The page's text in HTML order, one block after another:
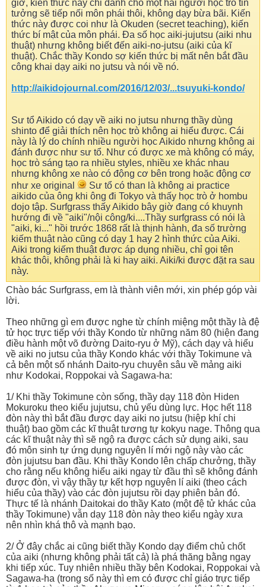
giờ, kiến thức này chỉ dành cho một hai người học trò tin
tưởng sẽ tiếp nối môn phái thôi, không dạy bừa bãi. Kiến
thức này được coi như là Okuden (secret teaching), kiến
thức bí mật của môn phái. Đa số học aiki-jujutsu (aiki nhu
thuật) nhưng không biết đến aiki-no-jutsu (aiki của kĩ
thuật). Chắc thầy Kondo sợ kiến thức bị mất nên bắt đầu
công khai dạy aiki no jutsu và nói về nó.
http://aikidojournal.com/2016/12/03/...tsuyuki-kondo/
Sư tổ Aikido có dạy về aiki no jutsu nhưng thầy dùng
shinto để giải thích nên học trò không ai hiểu được. Cái
này là lý do chính nhiều người học Aikido nhưng không ai
đánh được như sư tổ. Như có được xe mà không có máy,
học trò sáng tạo ra nhiều styles, nhiều xe khác nhau
nhưng không xe nào có động cơ bên trong hoặc động cơ
như xe original
Sư tổ có than là không ai practice
aikido của ông khi ông đi Tokyo và thấy học trò ở hombu
dojo tập. Surfgrass thấy Aikido bây giờ đang có khuynh
hướng đi về "aiki"/nội công/ki....Thầy surfgrass có nói là
"aiki, ki..." hồi trước 1868 rất là thịnh hành, đa số trường
kiếm thuật nào cũng có dạy 1 hay 2 hình thức của Aiki.
Aiki trong kiếm thuật được áp dụng nhiều, chỉ gọi tên
khác thôi, không phải là ki hay aiki. Aiki/ki được đặt ra sau
này.
Chào bác Surfgrass, em là thành viên mới, xin phép góp vài
lời.
Theo những gì em được nghe từ chính miệng một thầy là đệ
tử học trực tiếp với thầy Kondo từ những năm 80 (hiện đang
điều hành một võ đường Daito-ryu ở Mỹ), cách dạy và hiểu
về aiki no jutsu của thầy Kondo khác với thầy Tokimune và
cả bên một số nhánh Daito-ryu chuyên sâu về mảng aiki
như Kodokai, Roppokai và Sagawa-ha:
1/ Khi thầy Tokimune còn sống, thầy dạy 118 đòn Hiden
Mokuroku theo kiểu jujutsu, chủ yếu dùng lực. Học hết 118
đòn này thì bắt đầu được dạy aiki no jutsu (hiệp khí chi
thuật) bao gồm các kĩ thuật tương tự kokyu nage. Thông qua
các kĩ thuật này thì sẽ ngộ ra được cách sử dụng aiki, sau
đó môn sinh tự ứng dụng nguyên lí mới ngộ này vào các
đòn jujutsu ban đầu. Khi thầy Kondo lên chấp chưởng, thầy
cho rằng nếu không hiểu aiki ngay từ đầu thì sẽ không đánh
được đòn, vì vậy thầy tự kết hợp nguyên lí aiki (theo cách
hiểu của thầy) vào các đòn jujutsu rồi dạy phiên bản đó.
Thực tế là nhánh Daitokai do thầy Kato (một đệ tử khác của
thầy Tokimune) vẫn dạy 118 đòn này theo kiểu ngày xưa
nên nhìn khá thô và mạnh bạo.
2/ Ở đây chắc ai cũng biết thầy Kondo dạy điểm chủ chốt
của aiki (nhưng không phải tất cả) là phá thăng bằng ngay
khi tiếp xúc. Tuy nhiên nhiều thầy bên Kodokai, Roppokai và
Sagawa-ha (trong số này thì em có được chỉ giáo trực tiếp